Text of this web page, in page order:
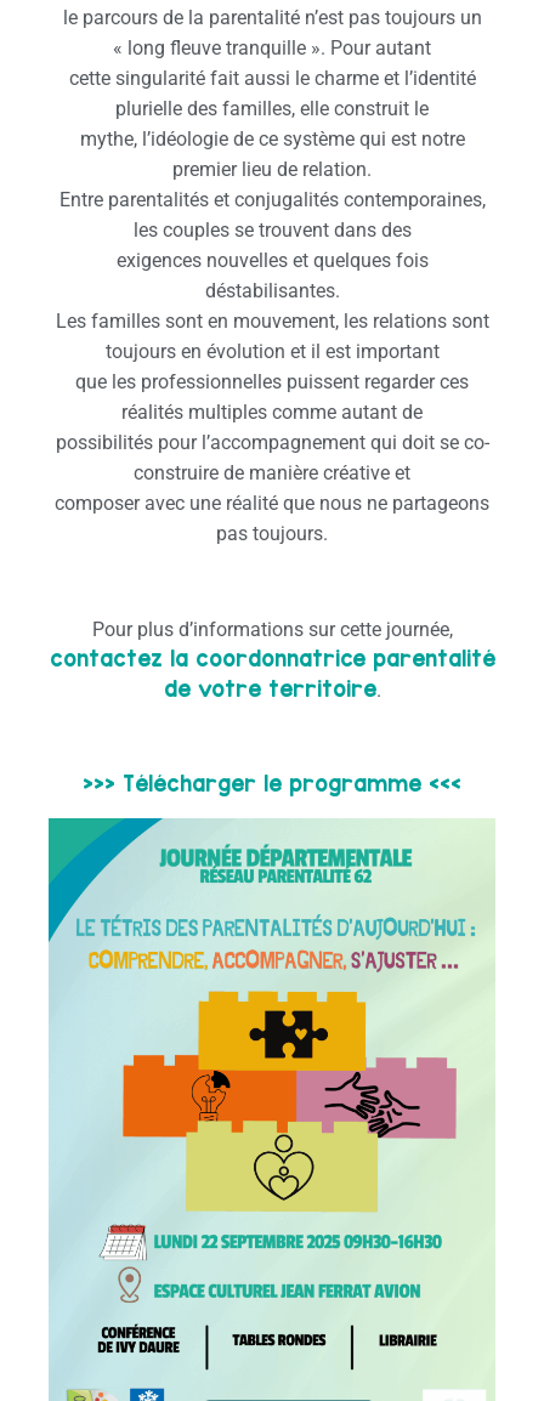
le parcours de la parentalité n’est pas toujours un
« long fleuve tranquille ». Pour autant
cette singularité fait aussi le charme et l’identité
plurielle des familles, elle construit le
mythe, l’idéologie de ce système qui est notre
premier lieu de relation.
Entre parentalités et conjugalités contemporaines,
les couples se trouvent dans des
exigences nouvelles et quelques fois
déstabilisantes.
Les familles sont en mouvement, les relations sont
toujours en évolution et il est important
que les professionnelles puissent regarder ces
réalités multiples comme autant de
possibilités pour l’accompagnement qui doit se co-
construire de manière créative et
composer avec une réalité que nous ne partageons
pas toujours.
Pour plus d’informations sur cette journée,
contactez la coordonnatrice parentalité
de votre territoire.
>>> Télécharger le programme <<<